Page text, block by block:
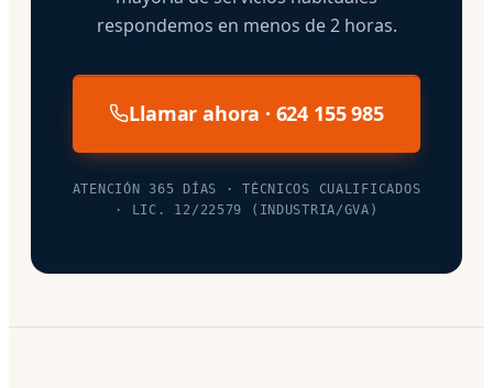
respondemos en menos de 2 horas.
Llamar ahora · 624 155 985
ATENCIÓN 365 DÍAS · TÉCNICOS CUALIFICADOS
· LIC. 12/22579 (INDUSTRIA/GVA)